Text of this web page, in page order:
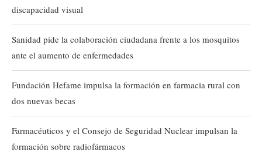
discapacidad visual
Sanidad pide la colaboración ciudadana frente a los mosquitos
ante el aumento de enfermedades
Fundación Hefame impulsa la formación en farmacia rural con
dos nuevas becas
Farmacéuticos y el Consejo de Seguridad Nuclear impulsan la
formación sobre radiofármacos